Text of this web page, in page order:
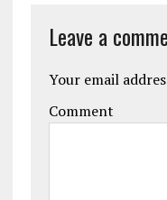
Leave a
Your email
Comment